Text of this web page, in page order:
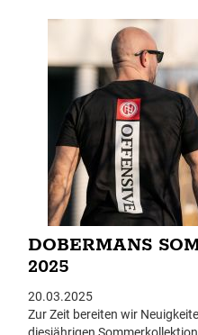
Produkte finden Sie immer im
DOBERMANS
2025
20.03.2025
Zur Zeit bereiten wir